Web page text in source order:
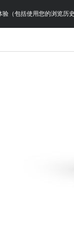
（包括使用您的浏览历